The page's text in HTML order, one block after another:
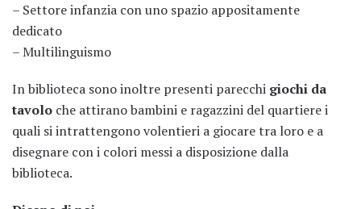
– Settore infanzia con uno spazio appositamente
dedicato
– Multilinguismo
In biblioteca sono inoltre presenti parecchi giochi da
tavolo che attirano bambini e ragazzini del quartiere i
quali si intrattengono volentieri a giocare tra loro e a
disegnare con i colori messi a disposizione dalla
biblioteca.